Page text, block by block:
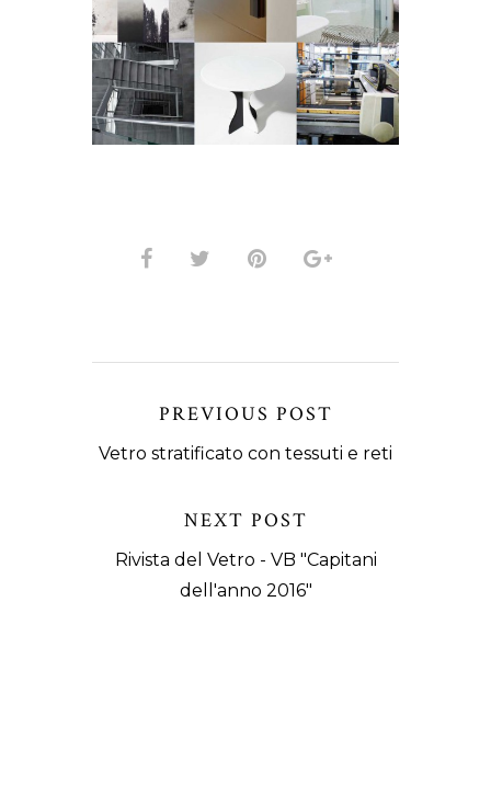
PREVIOUS POST
Vetro stratificato con tessuti e reti
NEXT POST
Rivista del Vetro - VB "Capitani
dell'anno 2016"